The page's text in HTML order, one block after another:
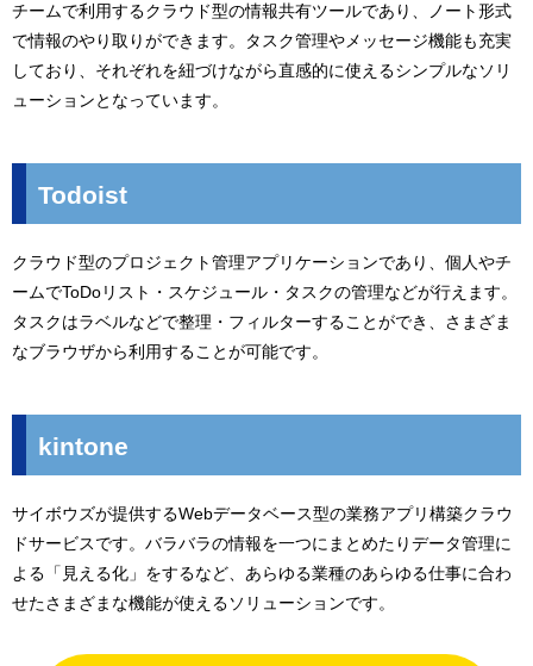
チームで利用するクラウド型の情報共有ツールであり、ノート形式
で情報のやり取りができます。タスク管理やメッセージ機能も充実
しており、それぞれを紐づけながら直感的に使えるシンプルなソリ
ューションとなっています。
Todoist
クラウド型のプロジェクト管理アプリケーションであり、個人やチ
ームでToDoリスト・スケジュール・タスクの管理などが行えます。
タスクはラベルなどで整理・フィルターすることができ、さまざま
なブラウザから利用することが可能です。
kintone
サイボウズが提供するWebデータベース型の業務アプリ構築クラウ
ドサービスです。バラバラの情報を一つにまとめたりデータ管理に
よる「見える化」をするなど、あらゆる業種のあらゆる仕事に合わ
せたさまざまな機能が使えるソリューションです。